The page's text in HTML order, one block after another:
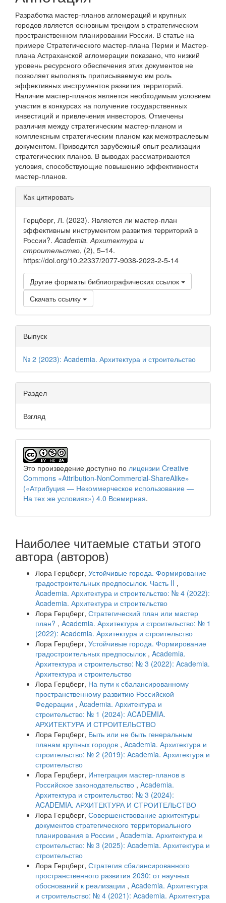
Разработка мастер-планов агломераций и крупных
городов является основным трендом в стратегическом
пространственном планировании России. В статье на
примере Стратегического мастер-плана Перми и Мастер-
плана Астра­ханской агломерации показано, что низкий
уровень ресурсного обеспечения этих документов не
позволяет выполнять приписываемую им роль
эффективных инструментов развития территорий.
Наличие мастер-планов является необходимым условием
участия в конкурсах на получение государственных
инвестиций и привлечения инвесторов. Отмечены
различия между стратегическим мастер-планом и
комплексным стратегическим планом как межотраслевым
документом. Приводится зарубежный опыт реализации
стратегических планов. В выводах рассматриваются
условия, способствующие повышению эффективности
мастер-планов.
Информация
о статье
Как цитировать
Герцберг, Л. (2023). Является ли мастер-план
эффективным инструментом развития территорий в
России?.Academia. Архитектура и
строительство, (2), 5–14.
https://doi.org/10.22337/2077-9038-2023-2-5-14
Другие форматы библиографических ссылок
Скачать ссылку
Выпуск
№ 2 (2023): Academia. Архитектура и строительство
Раздел
Взгляд
Это произведение доступно по лицензии Creative
Commons «Attribution-NonCommercial-ShareAlike»
(«Атрибуция — Некоммерческое использование —
На тех же условиях») 4.0 Всемирная.
Наиболее читаемые статьи этого
автора (авторов)
Лора Герцберг, Устойчивые города. Формирование
градостроительных предпосылок. Часть II ,
Academia. Архитектура и строительство: № 4 (2022):
Academia. Архитектура и строительство
Лора Герцберг, Стратегический план или мастер
план? , Academia. Архитектура и строительство: № 1
(2022): Academia. Архитектура и строительство
Лора Герцберг, Устойчивые города. Формирование
градостроительных предпосылок , Academia.
Архитектура и строительство: № 3 (2022): Academia.
Архитектура и строительство
Лора Герцберг, На пути к сбалансированному
пространственному развитию Российской
Федерации , Academia. Архитектура и
строительство: № 1 (2024): ACADEMIA.
АРХИТЕКТУРА И СТРОИТЕЛЬСТВО
Лора Герцберг, Быть или не быть генеральным
планам крупных городов , Academia. Архитектура и
строительство: № 2 (2019): Academia. Архитектура и
строительство
Лора Герцберг, Интеграция мастер-планов в
Российское законодательство , Academia.
Архитектура и строительство: № 3 (2024):
ACADEMIA. АРХИТЕКТУРА И СТРОИТЕЛЬСТВО
Лора Герцберг, Совершенствование архитектуры
документов стратегического территориального
планирования в России , Academia. Архитектура и
строительство: № 3 (2025): Academia. Архитектура и
строительство
Лора Герцберг, Стратегия сбалансированного
пространственного развития 2030: от научных
обоснований к реализации , Academia. Архитектура
и строительство: № 4 (2021): Academia. Архитектура